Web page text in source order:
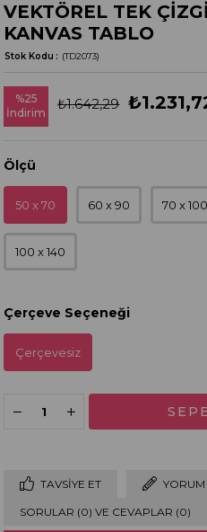
VEKTÖREL TEK
KANVAS TABLO
(TD2073)
Stok Kodu
%25
İndirim
₺1.642,29
Ölçü
50 x 70 60 x 90 70 x 100
100 x 140
Çerçeve Seçeneği
Çerçevesiz
TAVSIYE ET YORUM
SORULAR (0) VE CEVAPLAR (0)